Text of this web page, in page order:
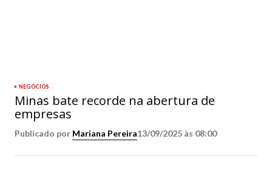
NEGÓCIOS
Minas bate recorde na abertura de
empresas
Publicado por Mariana Pereira13/09/2025 às 08:00